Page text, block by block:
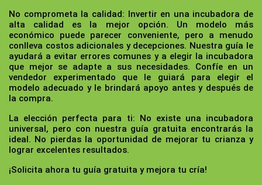
No comprometa la calidad: Invertir en una incubadora de
alta calidad es la mejor opción. Un modelo más
económico puede parecer conveniente, pero a menudo
conlleva costos adicionales y decepciones. Nuestra guía le
ayudará a evitar errores comunes y a elegir la incubadora
que mejor se adapte a sus necesidades. Confíe en un
vendedor experimentado que le guiará para elegir el
modelo adecuado y le brindará apoyo antes y después de
la compra.
La elección perfecta para ti: No existe una incubadora
universal, pero con nuestra guía gratuita encontrarás la
ideal. No pierdas la oportunidad de mejorar tu crianza y
lograr excelentes resultados.
¡Solicita ahora tu guía gratuita y mejora tu cría!